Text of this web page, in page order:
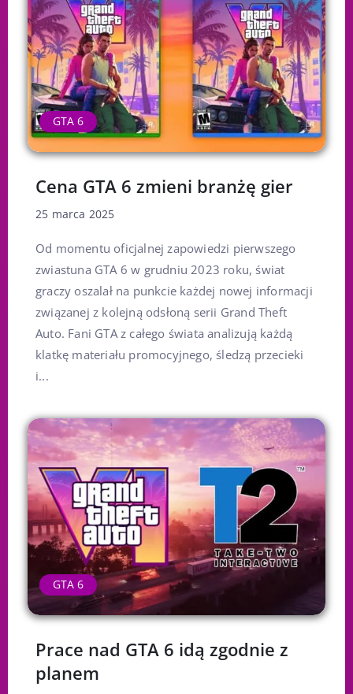
GTA 6
Cena GTA 6 zmieni branżę gier
25 marca 2025
Od momentu oficjalnej zapowiedzi pierwszego
zwiastuna GTA 6 w grudniu 2023 roku, świat
graczy oszalał na punkcie każdej nowej informacji
związanej z kolejną odsłoną serii Grand Theft
Auto. Fani GTA z całego świata analizują każdą
klatkę materiału promocyjnego, śledzą przecieki
i...
GTA 6
Prace nad GTA 6 idą zgodnie z
planem